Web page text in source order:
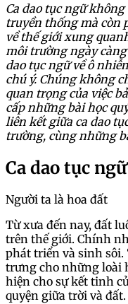
Ca dao tục ngữ
truyền thống mà còn
về thế giới xung
môi trường ngày
dao tục ngữ về ô
chú ý. Chúng không
quan trọng của việc
cấp những bài học
liên kết giữa ca dao
trường, cùng những
Ca dao tục
Người ta là hoa đất
Từ xưa đến nay, đất
trên thế giới. Chính
phát triển và sinh sôi.
trưng cho những loài
hiện cho sự kết tinh
quyện giữa trời và đất.